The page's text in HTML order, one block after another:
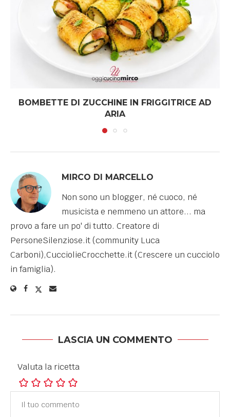
BOMBETTE DI ZUCCHINE IN FRIGGITRICE AD
ARIA
MIRCO DI MARCELLO
Non sono un blogger, né cuoco, né
musicista e nemmeno un attore... ma
provo a fare un po' di tutto. Creatore di
PersoneSilenziose.it (community Luca
Carboni),CucciolieCrocchette.it (Crescere un cucciolo
in famiglia).
LASCIA UN COMMENTO
Valuta la ricetta